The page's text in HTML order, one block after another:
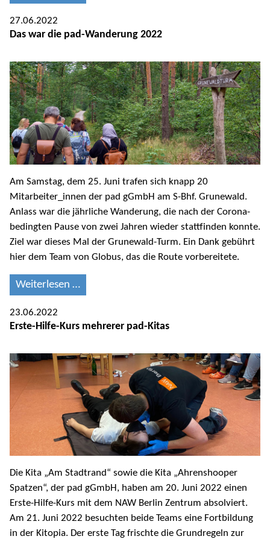
27.06.2022
Das war die pad-Wanderung 2022
Am Samstag, dem 25. Juni trafen sich knapp 20
Mitarbeiter_innen der pad gGmbH am S-Bhf. Grunewald.
Anlass war die jährliche Wanderung, die nach der Corona-
bedingten Pause von zwei Jahren wieder stattfinden konnte.
Ziel war dieses Mal der Grunewald-Turm. Ein Dank gebührt
hier dem Team von Globus, das die Route vorbereitete.
Weiterlesen …
23.06.2022
Erste-Hilfe-Kurs mehrerer pad-Kitas
Die Kita „Am Stadtrand“ sowie die Kita „Ahrenshooper
Spatzen“, der pad gGmbH, haben am 20. Juni 2022 einen
Erste-Hilfe-Kurs mit dem NAW Berlin Zentrum absolviert.
Am 21. Juni 2022 besuchten beide Teams eine Fortbildung
in der Kitopia. Der erste Tag frischte die Grundregeln zur